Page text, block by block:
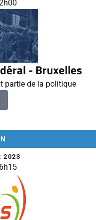
- Bruxelles
partie de la politique
2023